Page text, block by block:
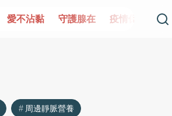
愛不沾黏 守護腺在 疫情保衛戰
周邊靜脈營養